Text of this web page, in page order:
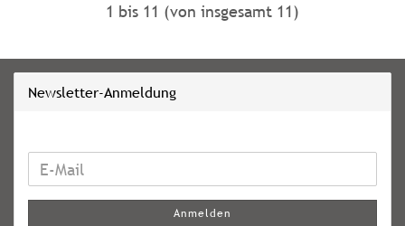
1 bis 11 (von insgesamt 11)
Newsletter-Anmeldung
WEITER
ZUR
E-
Anmelden